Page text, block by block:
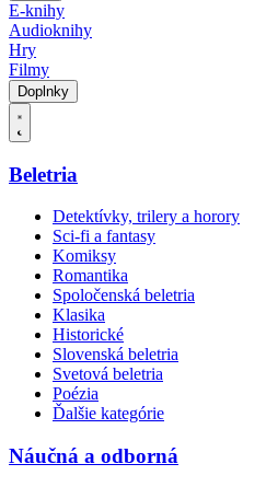
E-knihy
Audioknihy
Hry
Filmy
Doplnky
Beletria
Detektívky, trilery a horory
Sci-fi a fantasy
Komiksy
Romantika
Spoločenská beletria
Klasika
Historické
Slovenská beletria
Svetová beletria
Poézia
Ďalšie kategórie
Náučná a odborná